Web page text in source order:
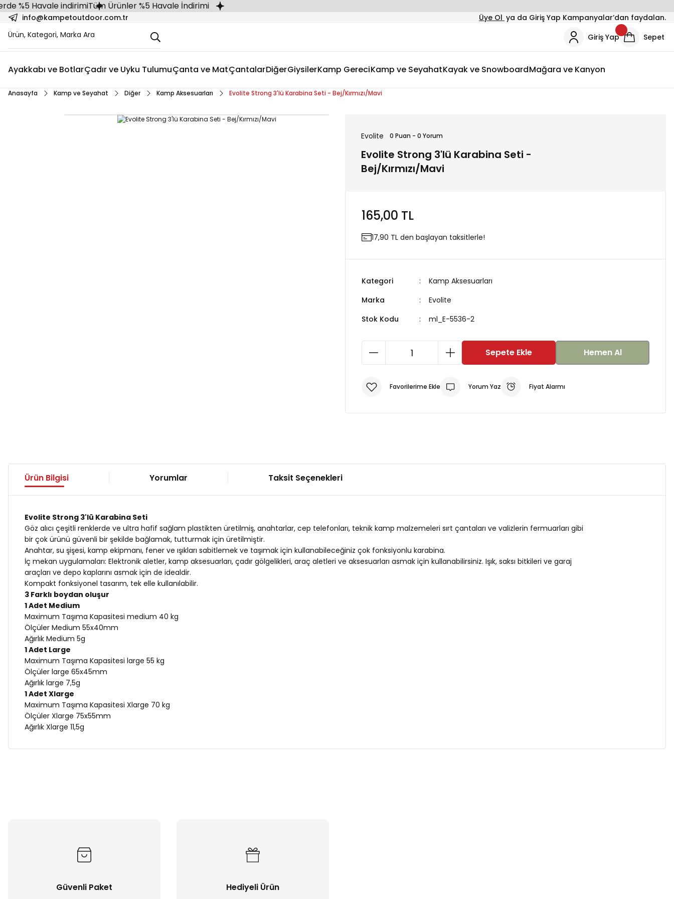
Havale indirimiTüm Ürünler %5 Havale İndirimi
info@kampetoutdoor.com.tr Üye Ol ya da Giriş Yap Kampanyalar’dan faydalan.
Giriş Yap
Sepet
Ayakkabı ve BotlarÇadır ve Uyku TulumuÇanta ve MatÇantalarDiğerGiysilerKamp GereciKamp ve SeyahatKayak ve SnowboardMağara ve Kanyon
Anasayfa Kamp ve Seyahat Diğer Kamp Aksesuarları Evolite Strong 3'lü Karabina Seti - Bej/Kırmızı/Mavi
Evolite 0 Puan - 0 Yorum
Evolite Strong 3'lü Karabina Seti -
Bej/Kırmızı/Mavi
165,00 TL
17,90 TL den başlayan taksitlerle!
Kategori
Kamp Aksesuarları
Marka
Evolite
Stok Kodu
ml_E-5536-2
Sepete Ekle Hemen Al
Yorum Yaz Fiyat Alarmı
Ürün Bilgisi Yorumlar Taksit Seçenekleri
Evolite Strong 3'lü Karabina Seti
Göz alıcı çeşitli renklerde ve ultra hafif sağlam plastikten üretilmiş, anahtarlar, cep telefonları, teknik kamp malzemeleri sırt çantaları ve valizlerin fermuarları gibi
bir çok ürünü güvenli bir şekilde bağlamak, tutturmak için üretilmiştir.
Anahtar, su şişesi, kamp ekipmanı, fener ve ışıkları sabitlemek ve taşımak için kullanabileceğiniz çok fonksiyonlu karabina.
İç mekan uygulamaları: Elektronik aletler, kamp aksesuarları, çadır gölgelikleri, araç aletleri ve aksesuarları asmak için kullanabilirsiniz. Işık, saksı bitkileri ve garaj
araçları ve depo kaplarını asmak için de idealdir.
Kompakt fonksiyonel tasarım, tek elle kullanılabilir.
3 Farklı boydan oluşur
1 Adet Medium
Maximum Taşıma Kapasitesi medium 40 kg
Ölçüler Medium 55x40mm
Ağırlık Medium 5g
1 Adet Large
Maximum Taşıma Kapasitesi large 55 kg
Ölçüler large 65x45mm
Ağırlık large 7,5g
1 Adet Xlarge
Maximum Taşıma Kapasitesi Xlarge 70 kg
Ölçüler Xlarge 75x55mm
Ağırlık Xlarge 11,5g
Güvenli Paket Hediyeli Ürün